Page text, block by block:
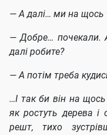
— А далі… ми на щось
— Добре… почекали.
далі робите?
— А потім треба
…І так би він на
як ростуть дерева і
решт, тихо